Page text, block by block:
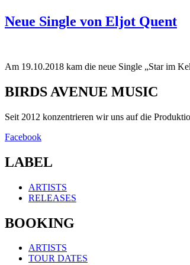
Neue Single von Eljot Quent
Am 19.10.2018 kam die neue Single „Star im
BIRDS AVENUE MUSIC
Seit 2012 konzentrieren wir uns auf die
Facebook
LABEL
ARTISTS
RELEASES
BOOKING
ARTISTS
TOUR DATES